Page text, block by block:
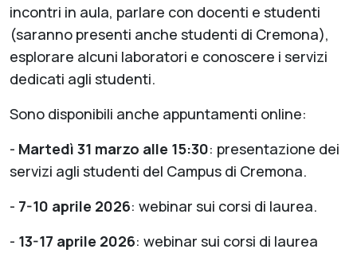
incontri in aula, parlare con docenti e studenti
(saranno presenti anche studenti di Cremona),
esplorare alcuni laboratori e conoscere i servizi
dedicati agli studenti.
Sono disponibili anche appuntamenti online:
- Martedì 31 marzo alle 15:30: presentazione dei
servizi agli studenti del Campus di Cremona.
- 7-10 aprile 2026: webinar sui corsi di laurea.
- 13-17 aprile 2026: webinar sui corsi di laurea